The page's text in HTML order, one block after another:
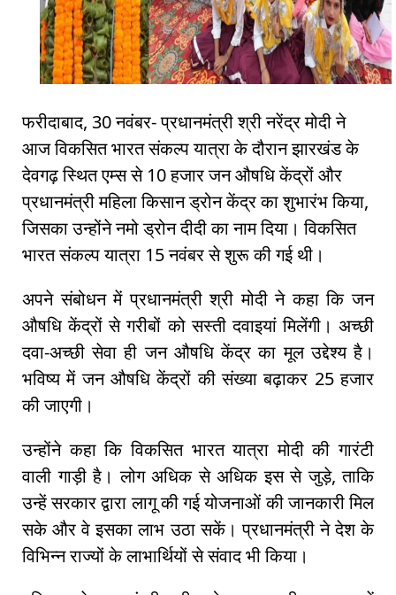
फरीदाबाद, 30 नवंबर- प्रधानमंत्री श्री नरेंद्र मोदी ने
आज विकसित भारत संकल्प यात्रा के दौरान झारखंड के
देवगढ़ स्थित एम्स से 10 हजार जन औषधि केंद्रों और
प्रधानमंत्री महिला किसान ड्रोन केंद्र का शुभारंभ किया,
जिसका उन्होंने नमो ड्रोन दीदी का नाम दिया। विकसित
भारत संकल्प यात्रा 15 नवंबर से शुरू की गई थी।
अपने संबोधन में प्रधानमंत्री श्री मोदी ने कहा कि जन
औषधि केंद्रों से गरीबों को सस्ती दवाइयां मिलेंगी। अच्छी
दवा-अच्छी सेवा ही जन औषधि केंद्र का मूल उद्देश्य है।
भविष्य में जन औषधि केंद्रों की संख्या बढ़ाकर 25 हजार
की जाएगी।
उन्होंने कहा कि विकसित भारत यात्रा मोदी की गारंटी
वाली गाड़ी है। लोग अधिक से अधिक इस से जुड़े, ताकि
उन्हें सरकार द्वारा लागू की गई योजनाओं की जानकारी मिल
सके और वे इसका लाभ उठा सकें। प्रधानमंत्री ने देश के
विभिन्न राज्यों के लाभार्थियों से संवाद भी किया।